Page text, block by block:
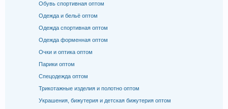
Обувь спортивная оптом
Одежда и бельё оптом
Одежда спортивная оптом
Одежда форменная оптом
Очки и оптика оптом
Парики оптом
Спецодежда оптом
Трикотажные изделия и полотно оптом
Украшения, бижутерия и детская бижутерия оптом